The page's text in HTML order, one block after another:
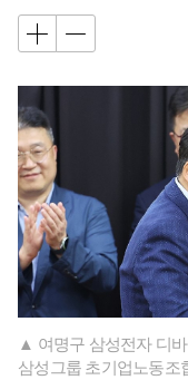
▲ 여명구 삼성전자 디
삼성그룹 초기업노동조